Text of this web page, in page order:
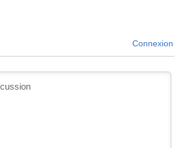
Connexion